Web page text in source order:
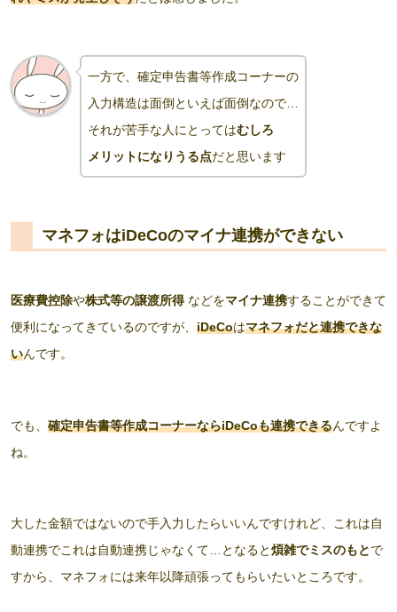
一方で、確定申告書等作成コーナーの
入力構造は面倒といえば面倒なので…
それが苦手な人にとってはむしろ
メリットになりうる点だと思います
マネフォはiDeCoのマイナ連携ができない
医療費控除や株式等の譲渡所得 などをマイナ連携することができて
便利になってきているのですが、 iDeCoはマネフォだと連携できな
いんです。
でも、 確定申告書等作成コーナーならiDeCoも連携できるんですよ
ね。
大した金額ではないので手入力したらいいんですけれど、これは自
動連携でこれは自動連携じゃなくて…となると煩雑でミスのもとで
すから、マネフォには来年以降頑張ってもらいたいところです。